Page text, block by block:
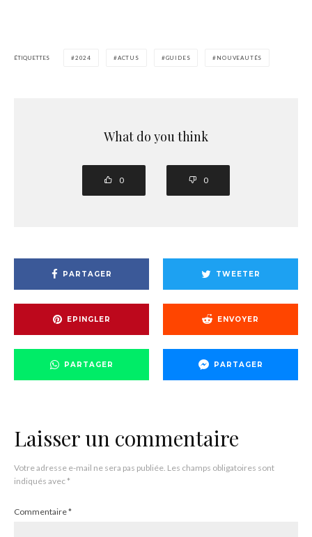
ÉTIQUETTES 2024 ACTUS GUIDES NOUVEAUTÉS
What do you think
0 0
PARTAGER TWEETER
EPINGLER ENVOYER
PARTAGER PARTAGER
Laisser un commentaire
Votre adresse e-mail ne sera pas publiée. Les champs obligatoires sont
indiqués avec*
Commentaire*